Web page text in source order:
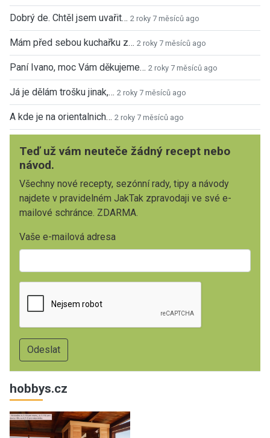
Dobrý de. Chtěl jsem uvařit… 2 roky 7 měsíců ago
Mám před sebou kuchařku z… 2 roky 7 měsíců ago
Paní Ivano, moc Vám děkujeme… 2 roky 7 měsíců ago
Já je dělám trošku jinak,… 2 roky 7 měsíců ago
A kde je na orientalnich… 2 roky 7 měsíců ago
Teď už vám neuteče žádný recept nebo
návod.
Všechny nové recepty, sezónní rady, tipy a návody
najdete v pravidelném JakTak zpravodaji ve své e-
mailové schránce. ZDARMA.
Vaše e-mailová adresa
hobbys.cz